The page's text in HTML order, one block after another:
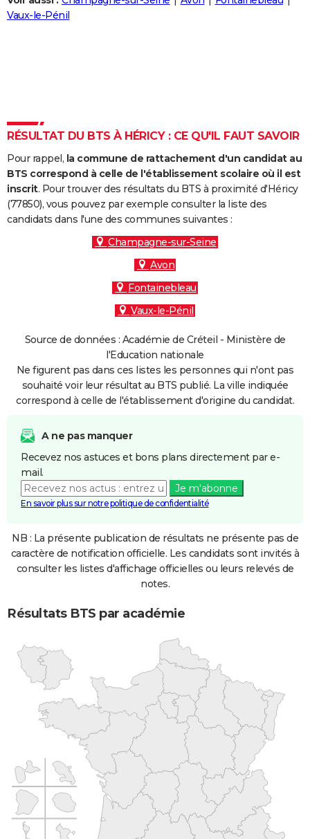
Destinations
City break
Voyage nature
Voyage de noces
Forum
Climat
+
PHOTO
Carte de Noël
Carte Bonne année
Carte Saint-Valentin
Carte Pâques
Carte d'anniversaire
DICTIONNAIRE
Dictionnaire
Biographies
Citations
Expressions
Proverbes
PROGRAMME TV
COPAINS D'AVANT
S'inscrire
Se connecter
Lycées
Collèges
Primaires
Universités
Entreprises
Service militaire
Avis de recherche
AVIS DE DÉCÈS
Vaux-le-Pénil
RÉSULTAT DU BTS À HÉRICY : CE QU'IL FAUT SAVOIR
Pour rappel, la commune de rattachement d'un candidat au
BTS correspond à celle de l'établissement scolaire où il est
inscrit. Pour trouver des résultats du BTS à proximité d'Héricy
(77850), vous pouvez par exemple consulter la liste des
candidats dans l'une des communes suivantes :
Champagne-sur-Seine
Avon
Fontainebleau
Vaux-le-Pénil
Source de données : Académie de Créteil - Ministère de
l'Education nationale
Ne figurent pas dans ces listes les personnes qui n'ont pas
souhaité voir leur résultat au BTS publié. La ville indiquée
correspond à celle de l'établissement d'origine du candidat.
A ne pas manquer
Recevez nos astuces et bons plans directement par e-
mail.
Je m'abonne
En savoir plus sur notre politique de confidentialité
NB : La présente publication de résultats ne présente pas de
caractère de notification officielle. Les candidats sont invités à
consulter les listes d'affichage officielles ou leurs relevés de
notes.
Résultats BTS par académie